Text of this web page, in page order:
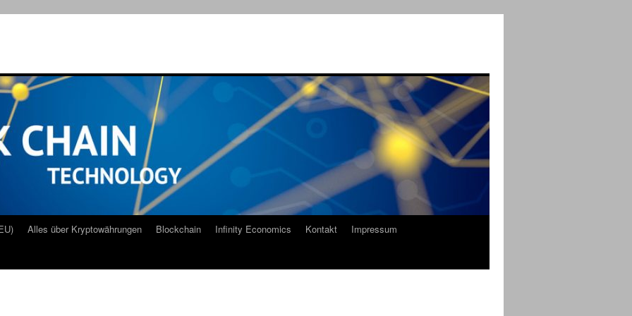
Alles über Kryptowährungen Blockchain Infinity Economics Kontakt
Impressum